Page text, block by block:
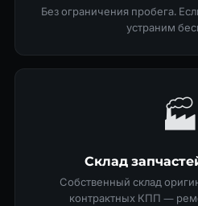
Без ограничения пробега.
устраним
🏭
Склад
Собственный склад
контрактных КПП —